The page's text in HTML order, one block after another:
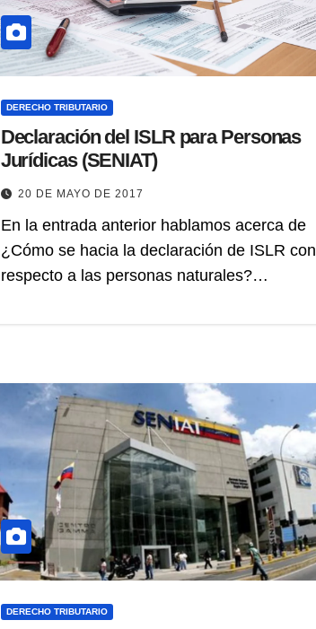
DERECHO TRIBUTARIO
Declaración del ISLR para Personas
Jurídicas (SENIAT)
20 DE MAYO DE 2017
En la entrada anterior hablamos acerca de
¿Cómo se hacia la declaración de ISLR con
respecto a las personas naturales?…
DERECHO TRIBUTARIO